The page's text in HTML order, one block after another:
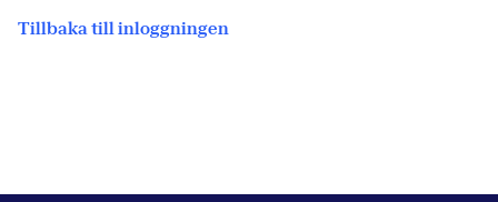
Tillbaka till inloggningen